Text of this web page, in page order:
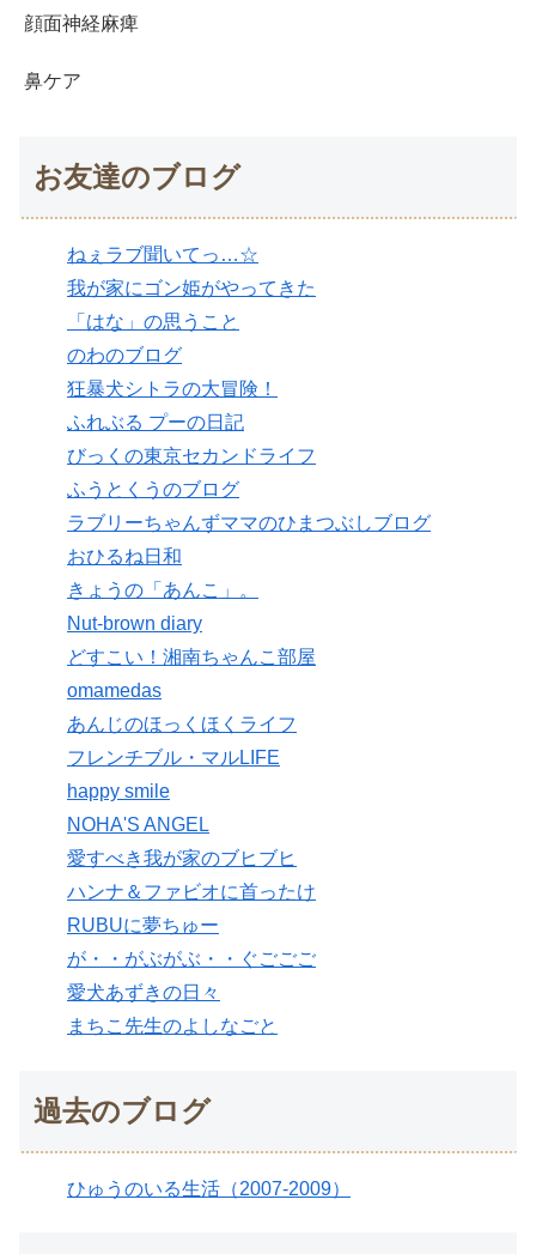
顔面神経麻痺
鼻ケア
お友達のブログ
ねぇラブ聞いてっ…☆
我が家にゴン姫がやってきた
「はな」の思うこと
のわのブログ
狂暴犬シトラの大冒険！
ふれぶる プーの日記
びっくの東京セカンドライフ
ふうとくうのブログ
ラブリーちゃんずママのひまつぶしブログ
おひるね日和
きょうの「あんこ」。
Nut-brown diary
どすこい！湘南ちゃんこ部屋
omamedas
あんじのほっくほくライフ
フレンチブル・マルLIFE
happy smile
NOHA'S ANGEL
愛すべき我が家のブヒブヒ
ハンナ＆ファビオに首ったけ
RUBUに夢ちゅー
が・・がぶがぶ・・ぐごごご
愛犬あずきの日々
まちこ先生のよしなごと
過去のブログ
ひゅうのいる生活（2007-2009）